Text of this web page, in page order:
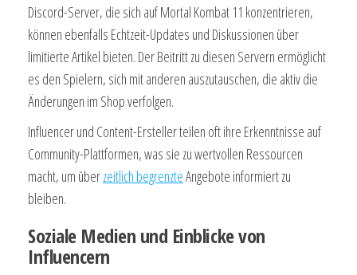
Discord-Server, die sich auf Mortal Kombat 11 konzentrieren,
können ebenfalls Echtzeit-Updates und Diskussionen über
limitierte Artikel bieten. Der Beitritt zu diesen Servern ermöglicht
es den Spielern, sich mit anderen auszutauschen, die aktiv die
Änderungen im Shop verfolgen.
Influencer und Content-Ersteller teilen oft ihre Erkenntnisse auf
Community-Plattformen, was sie zu wertvollen Ressourcen
macht, um überzeitlich begrenzteAngebote informiert zu
bleiben.
Soziale Medien und Einblicke von
Influencern